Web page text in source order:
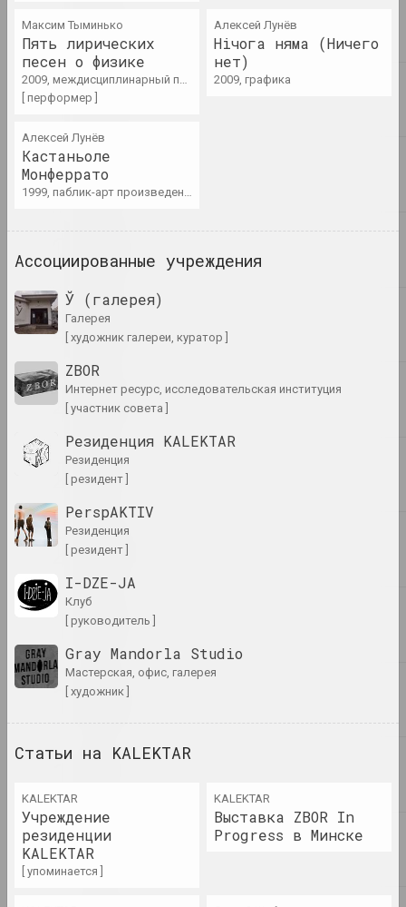
syg.ma, Юлий Ильющенко (Karen Karnak)
Искусство, требующее
внимания (и времени), или
Статус, Ольга Бубич
помнить всё
e-flux, Алексей Борисёнок
протестная инфраструктура
путеводитель
публикация
беларусском искусстве в
Chrysalis Mag
Парижская школа и
современность: как прошлое
становится настоящим?
Chrysalis Mag
сохраняется и
трансформируется в
современность
Максим Тыминько
Пять лирических
песен о физике
2009, междисциплинарный проект, видео
[ перформер ]
Алексей Лунёв
Нiчога няма (Ничего
нет)
2009, графика
Алексей Лунёв
Кастаньоле
Монферрато
1999, паблик-арт произведение
Ассоциированные учреждения
Ў (галерея)
Галерея
[ художник галереи, куратор ]
ZBOR
интернет ресурс, исследовательская институция
[ участник совета ]
Резиденция KALEKTAR
резиденция
[ резидент ]
PerspAKTIV
резиденция
[ резидент ]
I-DZE-JA
клуб
[ руководитель ]
Gray Mandorla Studio
мастерская, офис, галерея
[ художник ]
Статьи на KALEKTAR
KALEKTAR
Учреждение
резиденции
KALEKTAR
[ упоминается ]
KALEKTAR
Выставка ZBOR In
Progress в Минске